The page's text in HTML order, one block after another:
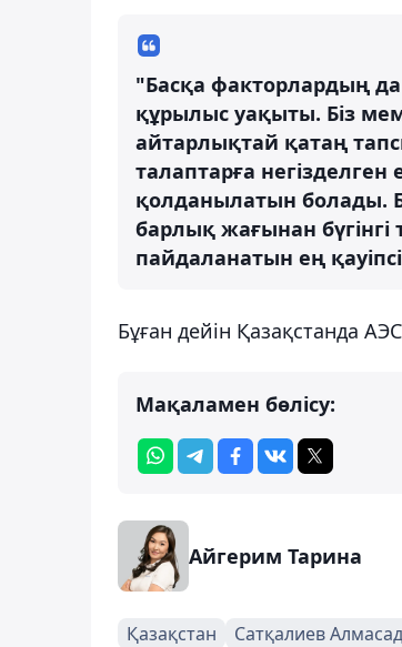
"Басқа факторлардың
құрылыс уақыты. Біз
айтарлықтай қатаң
талаптарға
қолданылатын болады.
барлық жағынан
пайдаланатын ең
Бұған дейін Қазақстанда
Мақаламен бөлісу:
Айгерим Тарина
Қазақстан Сатқалиев